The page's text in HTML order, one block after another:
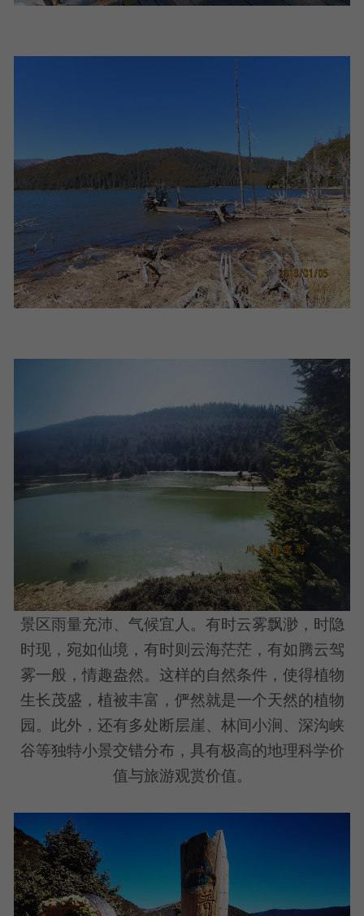
景区雨量充沛、气候宜人。有时云雾飘渺，时隐
时现，宛如仙境，有时则云海茫茫，有如腾云驾
雾一般，情趣盎然。这样的自然条件，使得植物
生长茂盛，植被丰富，俨然就是一个天然的植物
园。此外，还有多处断层崖、林间小涧、深沟峡
谷等独特小景交错分布，具有极高的地理科学价
值与旅游观赏价值。